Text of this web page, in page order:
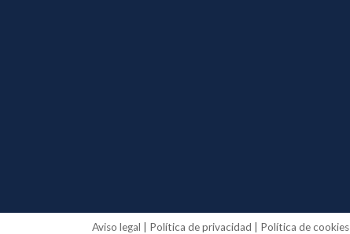
Aviso legal Política de privacidad Política de cookies